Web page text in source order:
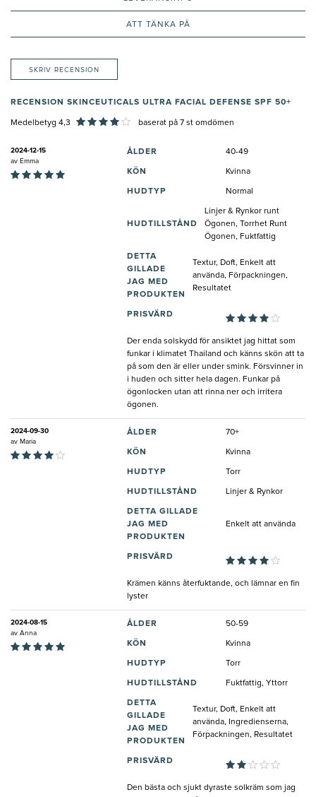
ATT TÄNKA PÅ
SKRIV RECENSION
RECENSION SKINCEUTICALS ULTRA FACIAL DEFENSE SPF 50+
Medelbetyg 4,3 baserat på 7 st omdömen
2024-12-15
av Emma
ÅLDER 40-49
KÖN Kvinna
HUDTYP Normal
HUDTILLSTÅND
Linjer & Rynkor runt
Ögonen, Torrhet Runt
Ögonen, Fuktfattig
DETTA
GILLADE
JAG MED
PRODUKTEN
Textur, Doft, Enkelt att
använda, Förpackningen,
Resultatet
PRISVÄRD
Der enda solskydd för ansiktet jag hittat som
funkar i klimatet Thailand och känns skön att ta
på som den är eller under smink. Försvinner in
i huden och sitter hela dagen. Funkar på
ögonlocken utan att rinna ner och irritera
ögonen.
2024-09-30
av Maria
ÅLDER 70+
KÖN Kvinna
HUDTYP Torr
HUDTILLSTÅND Linjer & Rynkor
DETTA GILLADE
JAG MED
PRODUKTEN
Enkelt att använda
PRISVÄRD
Krämen känns återfuktande, och lämnar en fin
lyster
2024-08-15
av Anna
ÅLDER 50-59
KÖN Kvinna
HUDTYP Torr
HUDTILLSTÅND Fuktfattig, Yttorr
DETTA
GILLADE
JAG MED
PRODUKTEN
Textur, Doft, Enkelt att
använda, Ingredienserna,
Förpackningen, Resultatet
PRISVÄRD
Den bästa och sjukt dyraste solkräm som jag